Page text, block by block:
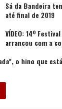
Sá da Bandeira
até final de 2019
VÍDEO: 14º
arrancou com a
o hino que